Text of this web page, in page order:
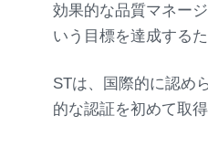
効果的な品質マネー
いう目標を達成する
STは、国際的に認め
的な認証を初めて取